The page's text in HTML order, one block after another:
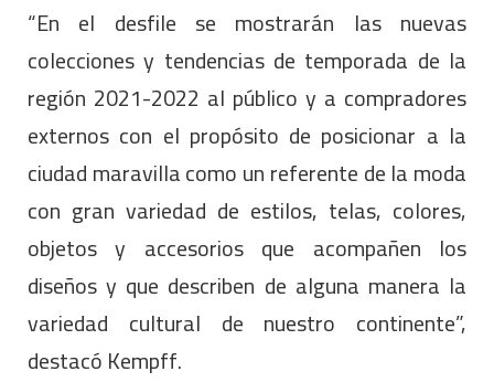
“En el desfile se mostrarán las nuevas
colecciones y tendencias de temporada de la
región 2021-2022 al público y a compradores
externos con el propósito de posicionar a la
ciudad maravilla como un referente de la moda
con gran variedad de estilos, telas, colores,
objetos y accesorios que acompañen los
diseños y que describen de alguna manera la
variedad cultural de nuestro continente”,
destacó Kempff.